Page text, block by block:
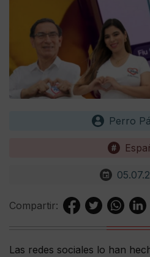
Perro
Compartir:
Las redes sociales lo han